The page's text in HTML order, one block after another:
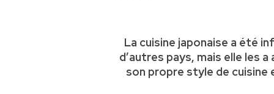
La cuisine japonaise a été
d’autres pays, mais elle les
son propre style de